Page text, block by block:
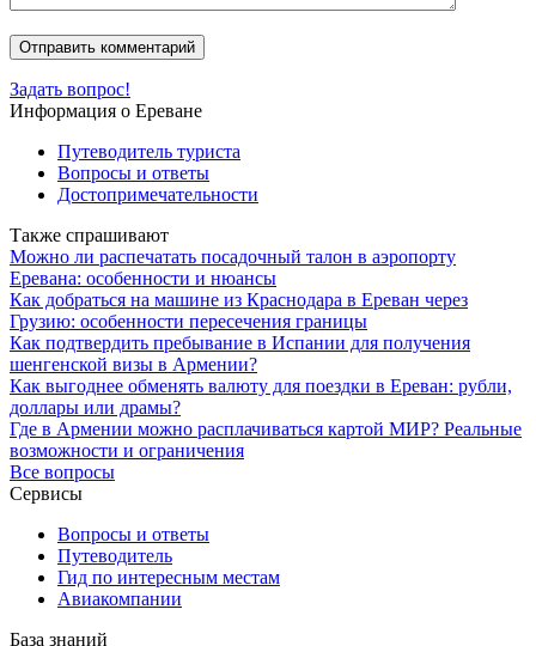
Задать вопрос!
Информация о Ереване
Путеводитель туриста
Вопросы и ответы
Достопримечательности
Также спрашивают
Можно ли распечатать посадочный талон в аэропорту
Еревана: особенности и нюансы
Как добраться на машине из Краснодара в Ереван через
Грузию: особенности пересечения границы
Как подтвердить пребывание в Испании для получения
шенгенской визы в Армении?
Как выгоднее обменять валюту для поездки в Ереван: рубли,
доллары или драмы?
Где в Армении можно расплачиваться картой МИР? Реальные
возможности и ограничения
Все вопросы
Сервисы
Вопросы и ответы
Путеводитель
Гид по интересным местам
Авиакомпании
База знаний